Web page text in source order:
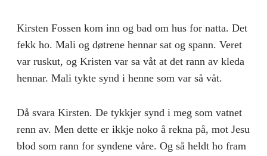
Kirsten Fossen kom inn og bad om hus for natta. Det
fekk ho. Mali og døtrene hennar sat og spann. Veret
var ruskut, og Kristen var sa våt at det rann av kleda
hennar. Mali tykte synd i henne som var så våt.
Då svara Kirsten. De tykkjer synd i meg som vatnet
renn av. Men dette er ikkje noko å rekna på, mot Jesu
blod som rann for syndene våre. Og så heldt ho fram